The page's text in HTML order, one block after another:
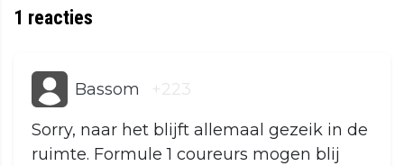
1 reacties
Bassom +223
Sorry, naar het blijft allemaal gezeik in de
ruimte. Formule 1 coureurs mogen blij